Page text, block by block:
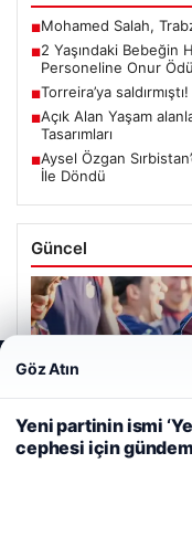
■Mohamed Salah,
■2 Yaşındaki Bebeğin
Personeline Onur
■Torreira’ya
■Açık Alan Yaşam
Tasarımları
■Aysel Özgan
İle Döndü
Güncel
Mohamed Salah,
Web sitemizi nasıl
deneyiminizi
kullanıyoruz. Çerez
Reddet Kabul
Göz Atın
Yeni partinin ismi
cephesi için